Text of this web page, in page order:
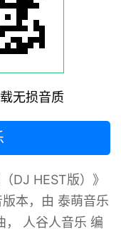
无损音质
DJ HEST版）》
本，由 泰萌音乐
， 人谷人音乐 编